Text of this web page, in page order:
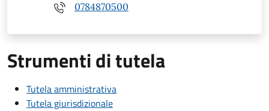
0784870500
Strumenti di tutela
Tutela amministrativa
Tutela giurisdizionale